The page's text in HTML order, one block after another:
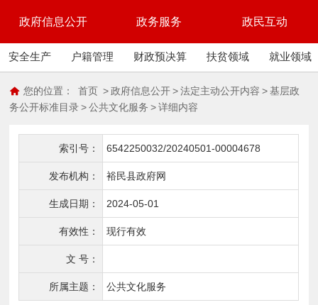
政府信息公开 政务服务 政民互动
安全生产 户籍管理 财政预决算 扶贫领域 就业领域
您的位置： 首页 > 政府信息公开 > 法定主动公开内容 > 基层政
务公开标准目录 > 公共文化服务 > 详细内容
索引号： 6542250032/20240501-00004678
发布机构： 裕民县政府网
生成日期： 2024-05-01
有效性： 现行有效
文 号：
所属主题： 公共文化服务